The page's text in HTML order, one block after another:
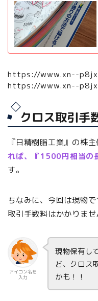
https://www.xn--
https://www.xn--
クロス取引手
『日精樹脂工業』の株主
れば、『1500円相当の
す。
ちなみに、今回は現物
取引手数料はかかりませ
アイコン名を
入力
現物保有し
ど、クロス
かも！！